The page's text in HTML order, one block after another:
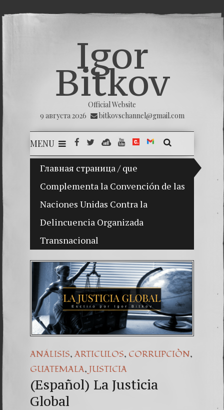
Igor
Bitkov
Official Website
9 августа 2026
bitkovschannel@gmail.com
MENU
Главная страница/ que
Complementa la Convención de las
Naciones Unidas Contra la
Delincuencia Organizada
Transnacional
(Español) Mi hijo Vladimir Bitkov, una
Dr.
ANÁLISIS, ARTICULOS, CORRUPCIÒN,
GUATEMALA, JUSTICIA
(Español) La Justicia
Global